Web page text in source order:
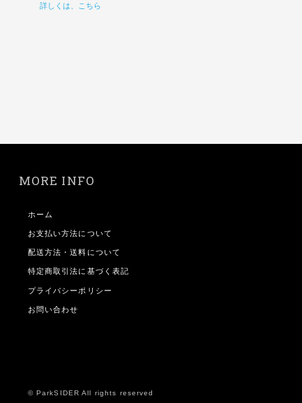
詳しくは、こちら
MORE INFO
ホーム
お支払い方法について
配送方法・送料について
特定商取引法に基づく表記
プライバシーポリシー
お問い合わせ
© ParkSIDER All rights reserved